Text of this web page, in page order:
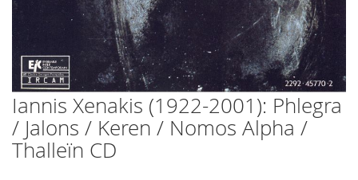
Zum
Anfang
der
Bildgalerie
Iannis Xenakis (1922-2001): Phlegra
/ Jalons / Keren / Nomos Alpha /
Thalleïn CD